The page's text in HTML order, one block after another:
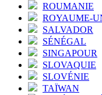
ROUMANIE
ROYAUME-
SALVADOR
SÉNÉGAL
SINGAPOUR
SLOVAQUIE
SLOVÉNIE
TAÏWAN